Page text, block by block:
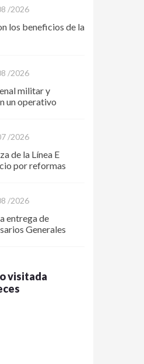
/2026
los beneficios de la
/2026
militar y
un operativo
/2026
de la Línea E
por reformas
/2026
entrega de
Generales
visitada